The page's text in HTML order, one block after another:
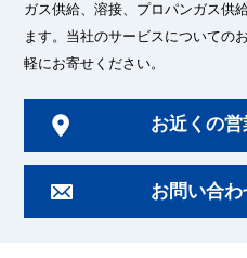
ガス供給、溶接、プロパンガス供
ます。 当社のサービスについての
軽にお寄せください。
お近くの
お問い合